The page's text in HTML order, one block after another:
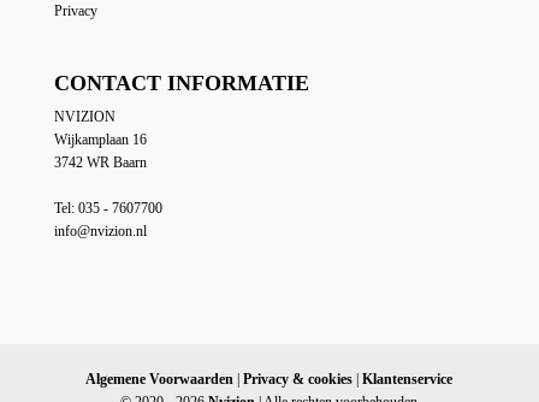
Privacy
CONTACT INFORMATIE
NVIZION
Wijkamplaan 16
3742 WR Baarn
Tel: 035 - 7607700
info@nvizion.nl
Algemene Voorwaarden |Privacy & cookies |Klantenservice